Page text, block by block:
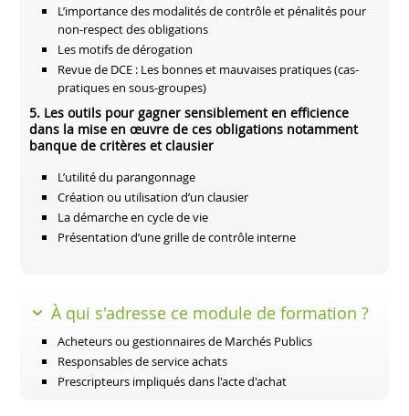
L’importance des modalités de contrôle et pénalités pour
non-respect des obligations
Les motifs de dérogation
Revue de DCE : Les bonnes et mauvaises pratiques (cas-
pratiques en sous-groupes)
5. Les outils pour gagner sensiblement en efficience
dans la mise en œuvre de ces obligations notamment
banque de critères et clausier
L’utilité du parangonnage
Création ou utilisation d’un clausier
La démarche en cycle de vie
Présentation d’une grille de contrôle interne
À qui s'adresse ce module de formation ?
Acheteurs ou gestionnaires de Marchés Publics
Responsables de service achats
Prescripteurs impliqués dans l'acte d'achat